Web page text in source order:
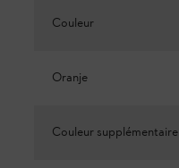
Couleur
Oranje
Couleur supplémentaire